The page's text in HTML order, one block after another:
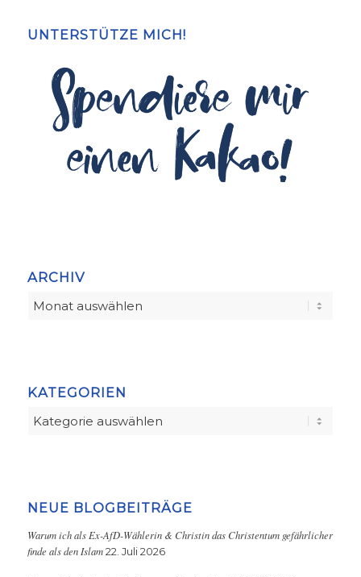
UNTERSTÜTZE MICH!
ARCHIV
KATEGORIEN
Kategorien
NEUE BLOGBEITRÄGE
Warum ich als Ex-AfD-Wählerin & Christin das Christentum gefährlicher
finde als den Islam 22. Juli 2026